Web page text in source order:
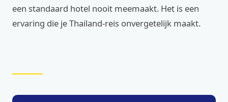
een standaard hotel nooit meemaakt. Het is een
ervaring die je Thailand-reis onvergetelijk maakt.